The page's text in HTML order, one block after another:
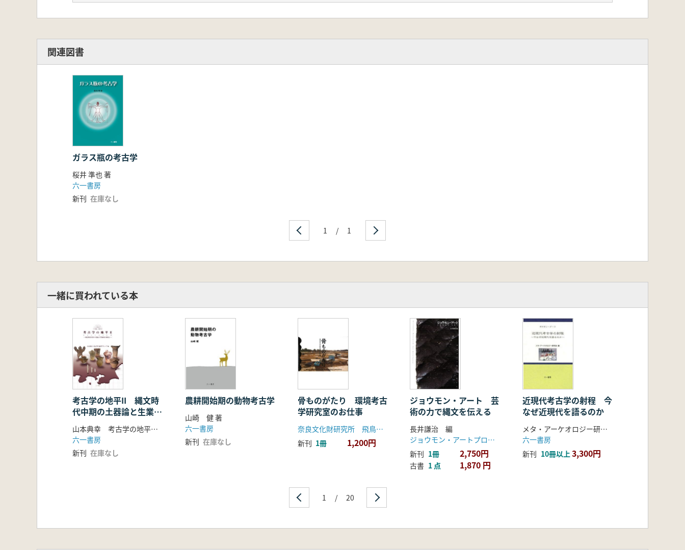
史を語る物質資料としてのガラス瓶の可能性を引き出した。本書は考古学や物質文化研究を志すものにとって必携の書である。
第1章 なぜガラス瓶なのか
第2章 ガラス瓶の概要
第1節 ガラス瓶の歴史
第2節 ガラス瓶の原料と製造技術
第3節 ガラス瓶の諸特徴
第3章 ガラス瓶調査の方法
第1節 文献等の調査
第2節 資料の調査
第4章 ガラス瓶の種類と出土資料
第1節 ガラス瓶の分類
第2節 ガラス瓶の種類とその特徴
第1節 ガラス瓶の形態と機能
第2節 ガラス瓶の用途と色調
第3節 ガラス瓶のデザインと記号
第4節 流用されるガラス瓶
第5節 消えゆくガラス瓶
おわりに
参考文献
附編 コーラ瓶の型式学(17頁分)
資 料
関連図書
ガラス瓶の考古学
桜井 準也 著
六一書房
新刊 在庫なし
1 / 1
一緒に買われている本
考古学の地平II 縄文時
代中期の土器論と生業研
究の新視点
山本典幸 考古学の地平グループ 編
六一書房
新刊 在庫なし
農耕開始期の動物考古学
山崎 健 著
六一書房
新刊 在庫なし
骨ものがたり 環境考古
学研究室のお仕事
奈良文化財研究所 飛鳥資料館
新刊 1冊 1,200円
ジョウモン・アート 芸
術の力で縄文を伝える
長井謙治 編
ジョウモン・アートプロジェクト実行委員会
新刊 1冊 2,750円
古書 1 点 1,870 円
近現代考古学の射程 今
なぜ近現代を語るのか
メタ・アーケオロジー研究会 編
六一書房
新刊 10冊以上3,300円
1 / 20